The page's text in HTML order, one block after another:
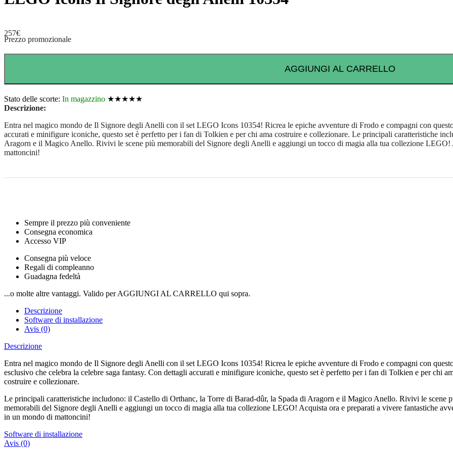
257€
Prezzo promozionale
AGGIUNGI AL CARRELLO
Stato delle scorte: In magazzino ★★★★★
Descrizione:
Entra nel magico mondo de Il Signore degli Anelli con il set LEGO Icons 10354! Ricrea le epiche avventure di Frodo e compagni con
accurati e minifigure iconiche, questo set è perfetto per i fan di Tolkien e per chi ama costruire e collezionare. Le principali caratteristiche
Aragorn e il Magico Anello. Rivivi le scene più memorabili del Signore degli Anelli e aggiungi un tocco di magia alla tua collezione LEGO!
mattoncini!
Sempre il prezzo più conveniente
Consegna economica
Accesso VIP
Consegna più veloce
Regali di compleanno
Guadagna fedeltà
...o molte altre vantaggi. Valido per AGGIUNGI AL CARRELLO qui sopra.
Descrizione
Software di installazione
Avis (0)
Descrizione
Entra nel magico mondo de Il Signore degli Anelli con il set LEGO Icons 10354! Ricrea le epiche avventure di Frodo e compagni con
esclusivo che celebra la celebre saga fantasy. Con dettagli accurati e minifigure iconiche, questo set è perfetto per i fan di Tolkien e per chi
costruire e collezionare.
Le principali caratteristiche includono: il Castello di Orthanc, la Torre di Barad-dûr, la Spada di Aragorn e il Magico Anello. Rivivi le scene
memorabili del Signore degli Anelli e aggiungi un tocco di magia alla tua collezione LEGO! Acquista ora e preparati a vivere fantastiche
in un mondo di mattoncini!
Software di installazione
Avis (0)